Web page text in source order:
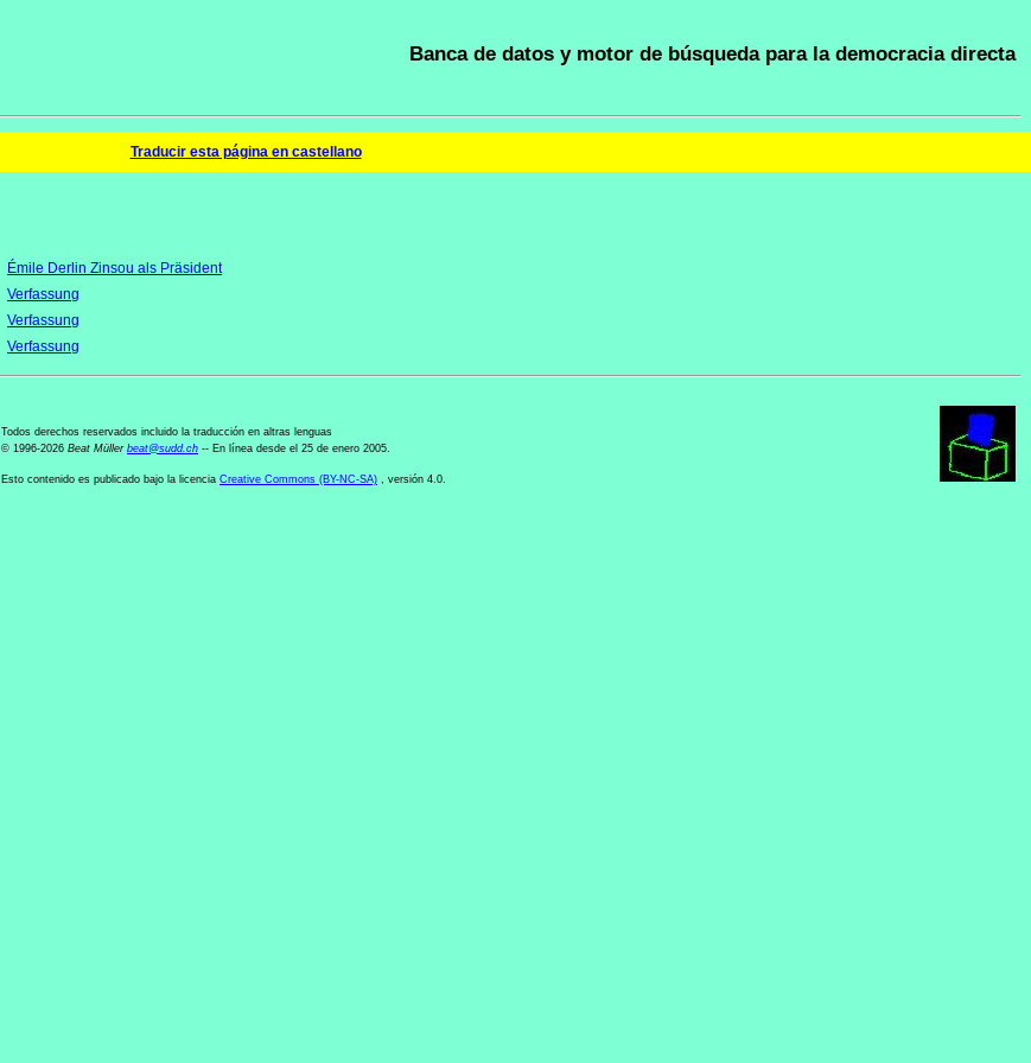
Banca de datos y motor de búsqueda para la democracia directa
Traducir esta página en castellano
Émile Derlin Zinsou als Präsident
Verfassung
Verfassung
Verfassung
Todos derechos reservados incluido la traducción en altras lenguas
© 1996-2026 Beat Müller beat@sudd.ch -- En línea desde el 25 de enero 2005.
Esto contenido es publicado bajo la licencia Creative Commons (BY-NC-SA) , versión 4.0.